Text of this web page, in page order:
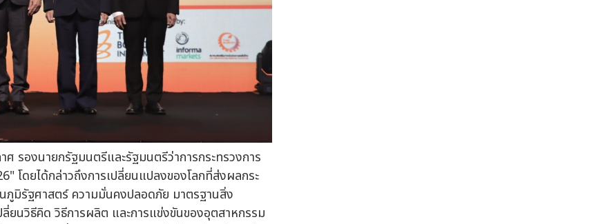
รองนายกรัฐมนตรีและรัฐมนตรีว่าการกระทรวงการ
โดยได้กล่าวถึงการเปลี่ยนแปลงของโลกที่ส่งผลกระ
มิรัฐศาสตร์ ความมั่นคงปลอดภัย มาตรฐานสิ่ง
นวิธีคิด วิธีการผลิต และการแข่งขันของอุตสาหกรรม